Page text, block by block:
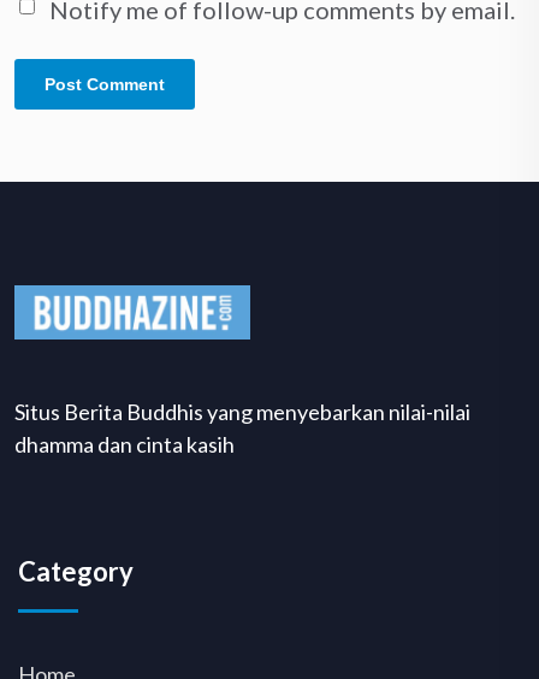
Notify me of follow-up comments by email.
Situs Berita Buddhis yang menyebarkan nilai-nilai
dhamma dan cinta kasih
Category